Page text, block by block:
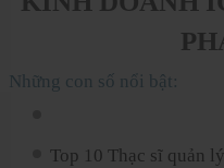
con số nổi bật:
Top 10 Thạc sĩ quản